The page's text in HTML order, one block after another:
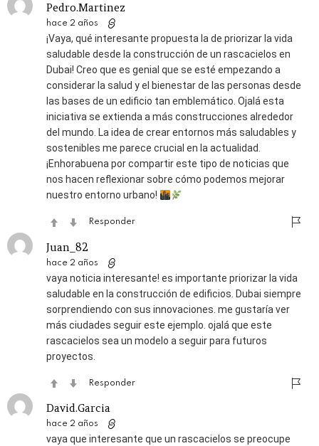
Pedro.Martinez
hace 2 años
¡Vaya, qué interesante propuesta la de priorizar la vida
saludable desde la construcción de un rascacielos en
Dubai! Creo que es genial que se esté empezando a
considerar la salud y el bienestar de las personas desde
las bases de un edificio tan emblemático. Ojalá esta
iniciativa se extienda a más construcciones alrededor
del mundo. La idea de crear entornos más saludables y
sostenibles me parece crucial en la actualidad.
¡Enhorabuena por compartir este tipo de noticias que
nos hacen reflexionar sobre cómo podemos mejorar
nuestro entorno urbano!
Responder
Juan_82
hace 2 años
vaya noticia interesante! es importante priorizar la vida
saludable en la construcción de edificios. Dubai siempre
sorprendiendo con sus innovaciones. me gustaría ver
más ciudades seguir este ejemplo. ojalá que este
rascacielos sea un modelo a seguir para futuros
proyectos.
Responder
David.Garcia
hace 2 años
vaya que interesante que un rascacielos se preocupe